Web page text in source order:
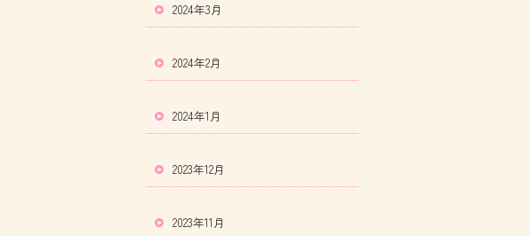
2024年3月
2024年2月
2024年1月
2023年12月
2023年11月